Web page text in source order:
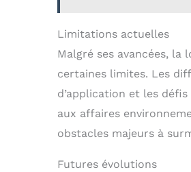
Limitations actuelles
Malgré ses avancées, la
certaines limites. Les
d’application et les
aux affaires
obstacles majeurs à
Futures évolutions